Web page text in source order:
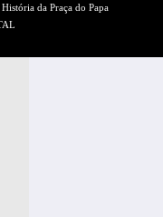
História da Praça do Papa